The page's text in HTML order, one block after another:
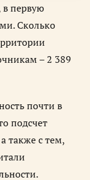
в первую
Сколько
– 2 389
почти в
подсчет
также с тем,